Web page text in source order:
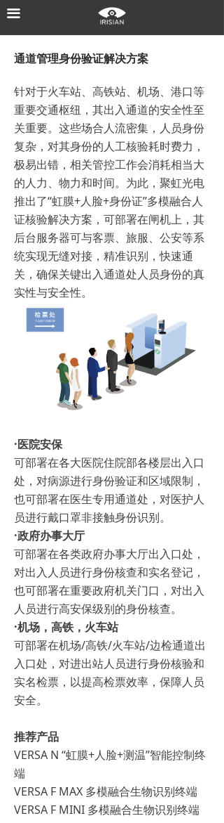
끀
首页
解决方案
新闻中心
关于聚虹
联系我们
通道管理身份验证解决方案
针对于火车站、高铁站、机场、港口等
重要交通枢纽，其出入通道的安全性至
关重要。这些场合人流密集，人员身份
复杂，对其身份的人工核验耗时费力，
极易出错，相关管控工作会消耗相当大
的人力、物力和时间。为此，聚虹光电
推出了“虹膜+人脸+身份证”多模融合人
证核验解决方案，可部署在闸机上，其
后台服务器可与客票、旅服、公安等系
统实现无缝对接，精准识别，快速通
关，确保关键出入通道处人员身份的真
实性与安全性。
·医院安保
可部署在各大医院住院部各楼层出入口
处，对病源进行身份验证和区域限制，
也可部署在医生专用通道处，对医护人
员进行戴口罩非接触身份识别。
·政府办事大厅
可部署在各类政府办事大厅出入口处，
对出入人员进行身份核查和实名登记，
也可部署在重要政府机关门口，对出入
人员进行高安保级别的身份核查。
·机场，高铁，火车站
可部署在机场/高铁/火车站/边检通道出
入口处，对进出站人员进行身份核验和
实名检票，以提高检票效率，保障人员
安全。
推荐产品
VERSA N “虹膜+人脸+测温”智能控制终
端
VERSA F MAX 多模融合生物识别终端
VERSA F MINI 多模融合生物识别终端